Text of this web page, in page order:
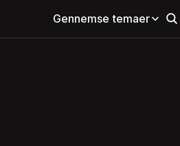
Gennemse temaer